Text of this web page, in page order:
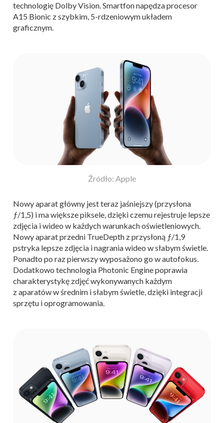
technologię Dolby Vision. Smartfon napędza procesor
A15 Bionic z szybkim, 5-rdzeniowym układem
graficznym.
Źródło: Apple
Nowy aparat główny jest teraz jaśniejszy (przysłona
ƒ/1,5) i ma większe piksele, dzięki czemu rejestruje lepsze
zdjęcia i wideo w każdych warunkach oświetleniowych.
Nowy aparat przedni TrueDepth z przysłoną ƒ/1,9
pstryka lepsze zdjęcia i nagrania wideo w słabym świetle.
Ponadto po raz pierwszy wyposażono go w autofokus.
Dodatkowo technologia Photonic Engine poprawia
charakterystykę zdjęć wykonywanych każdym
z aparatów w średnim i słabym świetle, dzięki integracji
sprzętu i oprogramowania.